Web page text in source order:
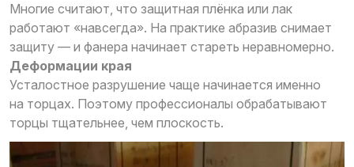
Многие считают, что защитная плёнка или лак
работают «навсегда». На практике абразив снимает
защиту — и фанера начинает стареть неравномерно.
Деформации края
Усталостное разрушение чаще начинается именно
на торцах. Поэтому профессионалы обрабатывают
торцы тщательнее, чем плоскость.